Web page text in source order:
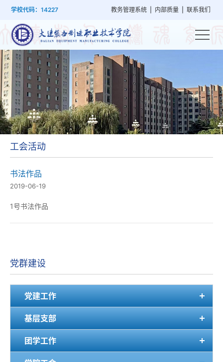
学校代码：14227 教务管理系统 内部质量 联系我们
概
况
建
设
管
理
设
置
工
作
就
业
培
训
工会活动
书法作品
2019-06-19
1号书法作品
党群建设
党建工作
基层支部
团学工作